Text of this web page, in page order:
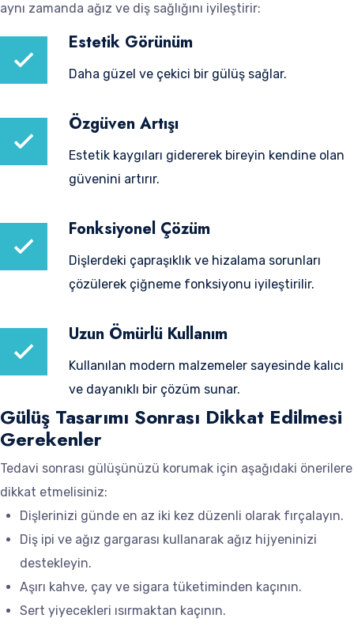
aynı zamanda ağız ve diş sağlığını iyileştirir:
Estetik Görünüm
Daha güzel ve çekici bir gülüş sağlar.
Özgüven Artışı
Estetik kaygıları gidererek bireyin kendine olan
güvenini artırır.
Fonksiyonel Çözüm
Dişlerdeki çapraşıklık ve hizalama sorunları
çözülerek çiğneme fonksiyonu iyileştirilir.
Uzun Ömürlü Kullanım
Kullanılan modern malzemeler sayesinde kalıcı
ve dayanıklı bir çözüm sunar.
Gülüş Tasarımı Sonrası Dikkat Edilmesi
Gerekenler
Tedavi sonrası gülüşünüzü korumak için aşağıdaki önerilere
dikkat etmelisiniz:
Dişlerinizi günde en az iki kez düzenli olarak fırçalayın.
Diş ipi ve ağız gargarası kullanarak ağız hijyeninizi
destekleyin.
Aşırı kahve, çay ve sigara tüketiminden kaçının.
Sert yiyecekleri ısırmaktan kaçının.